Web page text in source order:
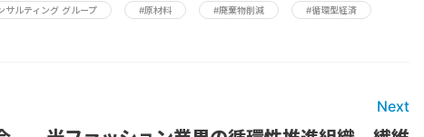
サルティング グループ #原材料 #廃棄物削減 #循環型経済
Next